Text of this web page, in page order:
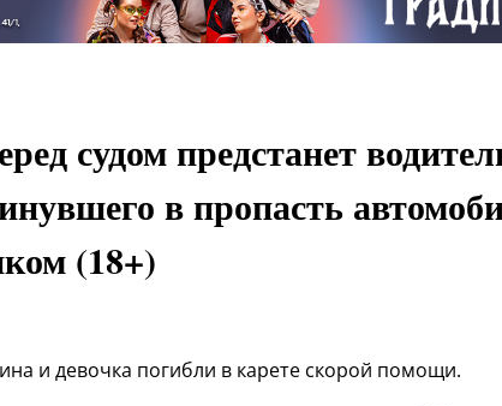
судом предстанет
в пропасть
(18+)
и девочка погибли в карете скорой помощи.